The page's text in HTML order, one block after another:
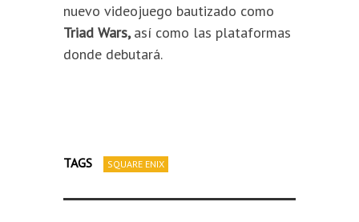
nuevo videojuego bautizado como
Triad Wars,así como las plataformas
donde debutará.
TAGS SQUARE ENIX